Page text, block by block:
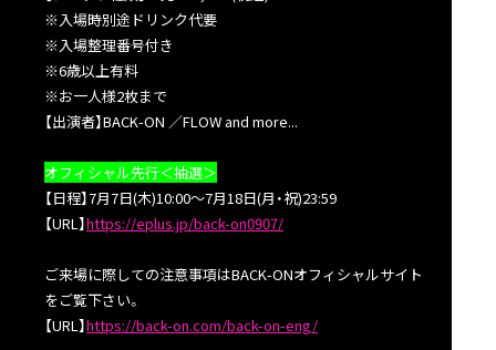
※入場時別途ドリンク代要
※入場整理番号付き
※6歳以上有料
※お一人様2枚まで
【出演者】BACK-ON ／FLOW and more...
オフィシャル先行＜抽選＞
【日程】7月7日(木)10:00〜7月18日(月・祝)23:59
【URL】https://eplus.jp/back-on0907/
ご来場に際しての注意事項はBACK-ONオフィシャルサイト
をご覧下さい。
【URL】https://back-on.com/back-on-eng/